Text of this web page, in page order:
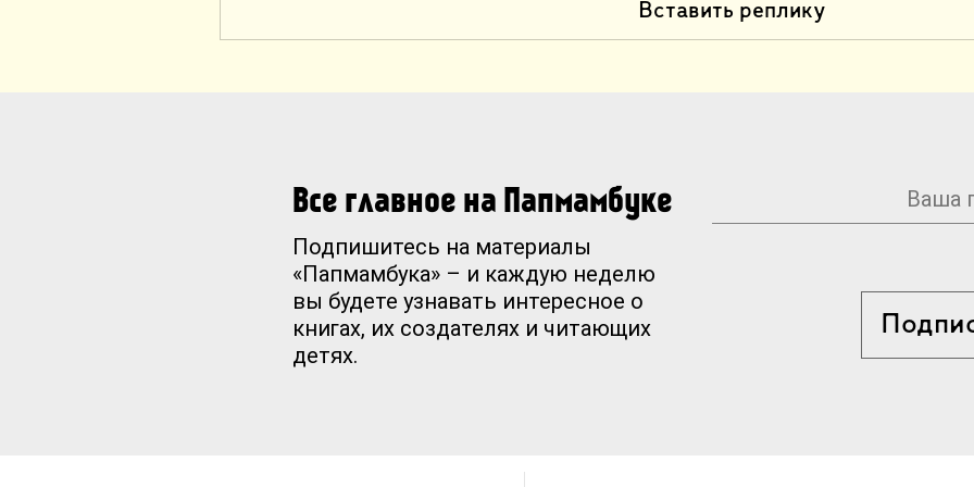
Вставить реплику
Все главное на Папмамбуке
Подпишитесь на материалы
«Папмамбука» – и каждую неделю
вы будете узнавать интересное о
книгах, их создателях и читающих
детях.